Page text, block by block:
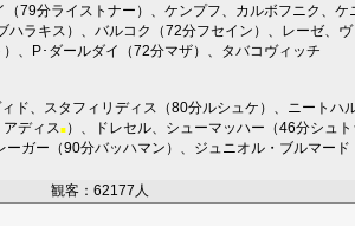
（79分ライストナー ）、 ケンプフ カルボフニク
ケ
ハラキス ）、 バルコク （72分フセイン ）、 レーゼ
）、 P･ダールダイ （72分マザ）、 タバコヴィッチ
ド スタフィリディス （80分ルシュケ ）、
ニートハ
ディス ■ ）、 ドレセル シューマッハー （46分シュ
ーガー （90分バッハマン ）、 ジュニオル・ブルマード
観客：62177人